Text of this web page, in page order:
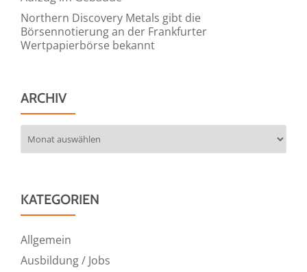
Northern Discovery Metals gibt die
Börsennotierung an der Frankfurter
Wertpapierbörse bekannt
ARCHIV
KATEGORIEN
Allgemein
Ausbildung / Jobs